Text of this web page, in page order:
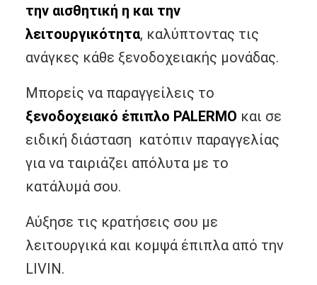
την αισθητική η και την
λειτουργικότητα, καλύπτοντας τις
ανάγκες κάθε ξενοδοχειακής μονάδας.
Μπορείς να παραγγείλεις το
ξενοδοχειακό έπιπλο PALERMO και σε
ειδική διάσταση κατόπιν παραγγελίας
για να ταιριάζει απόλυτα με το
κατάλυμά σου.
Αύξησε τις κρατήσεις σου με
λειτουργικά και κομψά έπιπλα από την
LIVIN.